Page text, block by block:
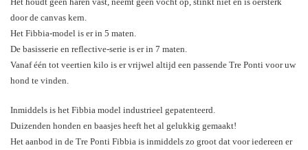
door de canvas kern.
Het Fibbia-model is er in 5 maten.
De basisserie en reflective-serie is er in 7 maten.
Vanaf één tot veertien kilo is er vrijwel altijd een passende Tre Ponti voor uw
hond te vinden.
Inmiddels is het Fibbia model industrieel gepatenteerd.
Duizenden honden en baasjes heeft het al gelukkig gemaakt!
Het aanbod in de Tre Ponti Fibbia is inmiddels zo groot dat voor iedereen er